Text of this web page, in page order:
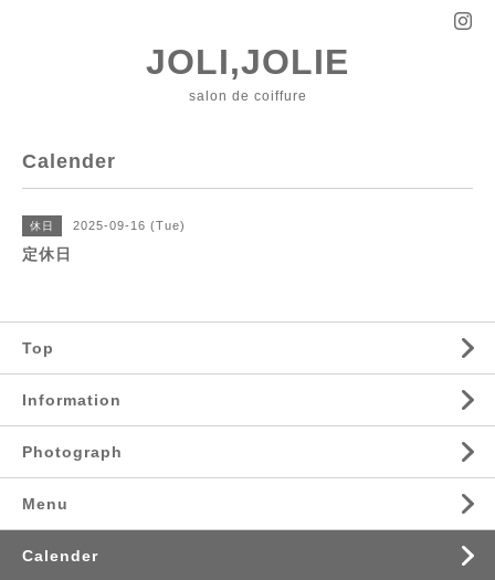
JOLI,JOLIE
salon de coiffure
Calender
休日 2025-09-16 (Tue)
定休日
Top
Information
Photograph
Menu
Calender